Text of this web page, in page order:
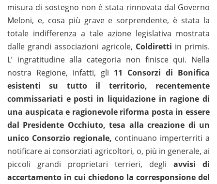
misura di sostegno non è stata rinnovata dal Governo
Meloni, e, cosa più grave e sorprendente, è stata la
totale indifferenza a tale azione legislativa mostrata
dalle grandi associazioni agricole, Coldiretti in primis.
L’ ingratitudine alla categoria non finisce qui. Nella
nostra Regione, infatti, gli 11 Consorzi di Bonifica
esistenti su tutto il territorio, recentemente
commissariati e posti in liquidazione in ragione di
una auspicata e ragionevole riforma posta in essere
dal Presidente Occhiuto, tesa alla creazione di un
unico Consorzio regionale, continuano imperterriti a
notificare ai consorziati agricoltori, o, più in generale, ai
piccoli grandi proprietari terrieri, degli avvisi di
accertamento in cui chiedono la corresponsione del